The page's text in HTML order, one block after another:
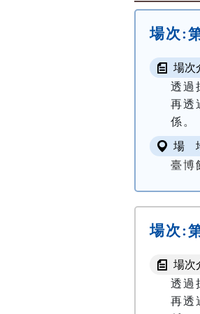
場次:
場次
透過
再透
場
臺博
場次:
場次
透過
再透